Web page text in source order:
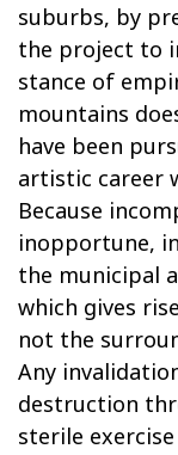
suburbs, by
the project to
stance of
mountains
have been
artistic career
Because
inopportune,
the municipal
which gives
not the
Any
destruction
sterile